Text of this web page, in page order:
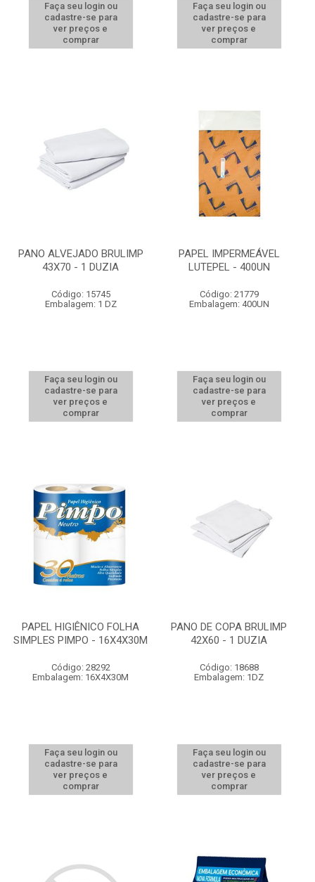
Faça seu login ou
cadastre-se para
ver preços e
comprar
Faça seu login ou
cadastre-se para
ver preços e
comprar
PANO ALVEJADO BRULIMP
43X70 - 1 DUZIA
Código: 15745
Embalagem: 1 DZ
Faça seu login ou
cadastre-se para
ver preços e
comprar
PAPEL IMPERMEÁVEL
LUTEPEL - 400UN
Código: 21779
Embalagem: 400UN
Faça seu login ou
cadastre-se para
ver preços e
comprar
PAPEL HIGIÊNICO FOLHA
SIMPLES PIMPO - 16X4X30M
Código: 28292
Embalagem: 16X4X30M
Faça seu login ou
cadastre-se para
ver preços e
comprar
PANO DE COPA BRULIMP
42X60 - 1 DUZIA
Código: 18688
Embalagem: 1DZ
Faça seu login ou
cadastre-se para
ver preços e
comprar